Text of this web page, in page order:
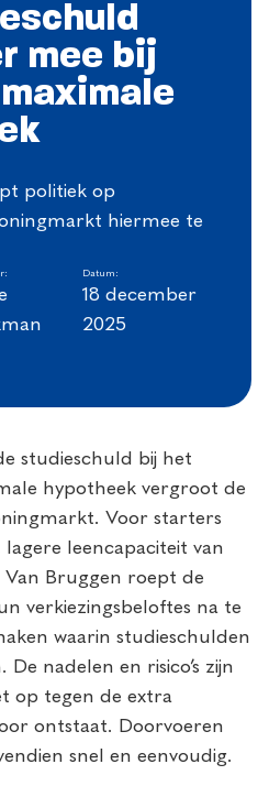
mee bij
politiek op
hiermee te
Datum:
18 december
2025
studieschuld bij het
hypotheek vergroot de
Voor starters
leencapaciteit van
Van Bruggen roept de
verkiezingsbeloftes na te
waarin studieschulden
nadelen en risico’s zijn
op tegen de extra
ontstaat. Doorvoeren
snel en eenvoudig.